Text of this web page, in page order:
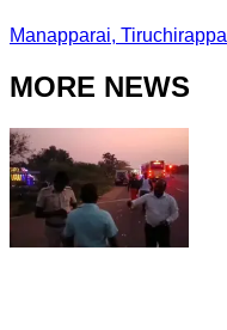
Manapparai,
MORE NEWS